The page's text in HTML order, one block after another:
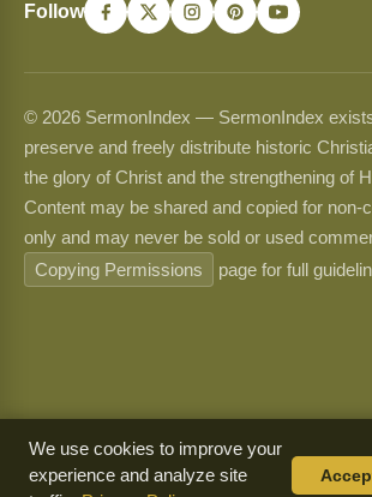
Follow
© 2026 SermonIndex — SermonIndex
preserve and freely distribute historic
the glory of Christ and the strengthening of
Content may be shared and copied for non-
only and may never be sold or used
Copying Permissions
page for full
We use cookies to improve your
experience and analyze site